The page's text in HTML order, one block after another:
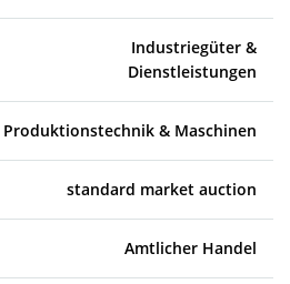
Industriegüter &
Dienstleistungen
Produktionstechnik & Maschinen
standard market auction
Amtlicher Handel